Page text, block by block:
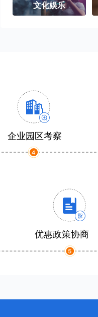
文化娱乐
企业园区考察
优惠政策协商